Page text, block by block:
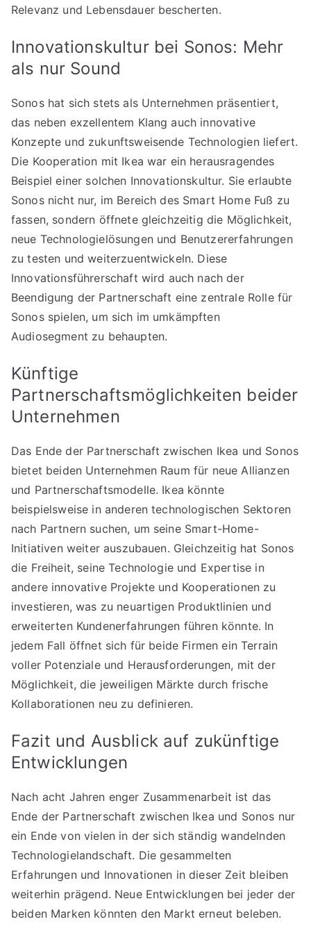
Relevanz und Lebensdauer bescherten.
Innovationskultur bei Sonos: Mehr
als nur Sound
Sonos hat sich stets als Unternehmen präsentiert,
das neben exzellentem Klang auch innovative
Konzepte und zukunftsweisende Technologien liefert.
Die Kooperation mit Ikea war ein herausragendes
Beispiel einer solchen Innovationskultur. Sie erlaubte
Sonos nicht nur, im Bereich des Smart Home Fuß zu
fassen, sondern öffnete gleichzeitig die Möglichkeit,
neue Technologielösungen und Benutzererfahrungen
zu testen und weiterzuentwickeln. Diese
Innovationsführerschaft wird auch nach der
Beendigung der Partnerschaft eine zentrale Rolle für
Sonos spielen, um sich im umkämpften
Audiosegment zu behaupten.
Künftige
Partnerschaftsmöglichkeiten beider
Unternehmen
Das Ende der Partnerschaft zwischen Ikea und Sonos
bietet beiden Unternehmen Raum für neue Allianzen
und Partnerschaftsmodelle. Ikea könnte
beispielsweise in anderen technologischen Sektoren
nach Partnern suchen, um seine Smart-Home-
Initiativen weiter auszubauen. Gleichzeitig hat Sonos
die Freiheit, seine Technologie und Expertise in
andere innovative Projekte und Kooperationen zu
investieren, was zu neuartigen Produktlinien und
erweiterten Kundenerfahrungen führen könnte. In
jedem Fall öffnet sich für beide Firmen ein Terrain
voller Potenziale und Herausforderungen, mit der
Möglichkeit, die jeweiligen Märkte durch frische
Kollaborationen neu zu definieren.
Fazit und Ausblick auf zukünftige
Entwicklungen
Nach acht Jahren enger Zusammenarbeit ist das
Ende der Partnerschaft zwischen Ikea und Sonos nur
ein Ende von vielen in der sich ständig wandelnden
Technologielandschaft. Die gesammelten
Erfahrungen und Innovationen in dieser Zeit bleiben
weiterhin prägend. Neue Entwicklungen bei jeder der
beiden Marken könnten den Markt erneut beleben.